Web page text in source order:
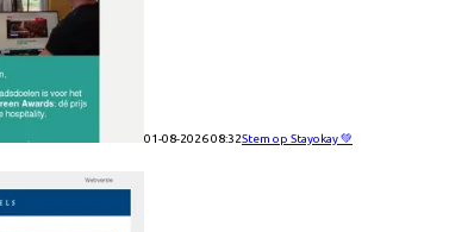
01-08-2026 08:32Stem op Stayokay 💚